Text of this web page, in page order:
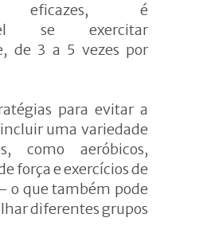
eficazes, é
se exercitar
de 3 a 5 vezes por
para evitar a
uma variedade
como aeróbicos,
força e exercícios de
o que também pode
diferentes grupos